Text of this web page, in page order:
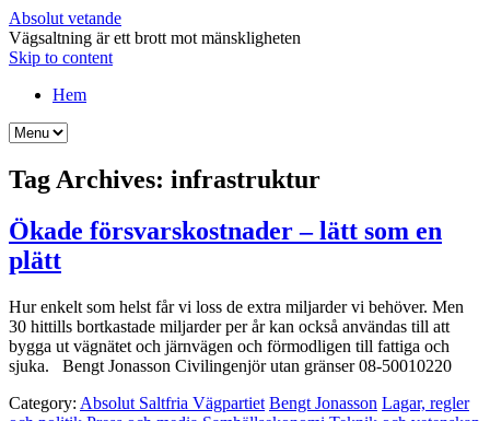
Absolut vetande
Vägsaltning är ett brott mot mänskligheten
Skip to content
Hem
Tag Archives: infrastruktur
Ökade försvarskostnader – lätt som en
plätt
Hur enkelt som helst får vi loss de extra miljarder vi behöver. Men
30 hittills bortkastade miljarder per år kan också användas till att
bygga ut vägnätet och järnvägen och förmodligen till fattiga och
sjuka. Bengt Jonasson Civilingenjör utan gränser 08-50010220
Category: Absolut Saltfria Vägpartiet Bengt Jonasson Lagar, regler